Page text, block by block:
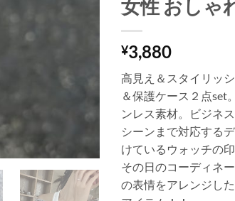
女性 おしゃ
¥3,880
高見え＆スタイリッ
＆保護ケース２点set
ンレス素材。ビジネ
シーンまで対応する
けているウォッチの
その日のコーディネ
の表情をアレンジし